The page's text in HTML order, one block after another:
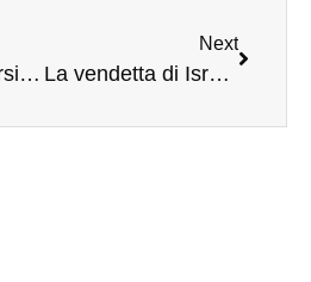
Perché arrendersi alla dittatura della guerra?
Next
La vendetta di Israele contro Hamas e il placet di zio Joe Biden all’invasione di Gaza